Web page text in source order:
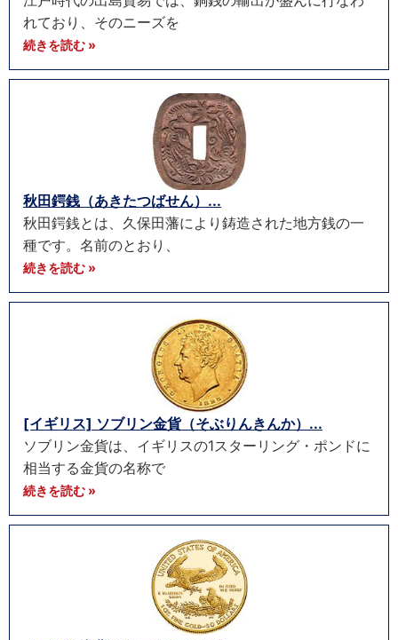
れており、そのニーズを
続きを読む »
秋田鍔銭（あきたつばせん）...
秋田鍔銭とは、久保田藩により鋳造された地方銭の一
種です。名前のとおり、
続きを読む »
[イギリス] ソブリン金貨（そぶりんきんか）...
ソブリン金貨は、イギリスの1スターリング・ポンドに
相当する金貨の名称で
続きを読む »